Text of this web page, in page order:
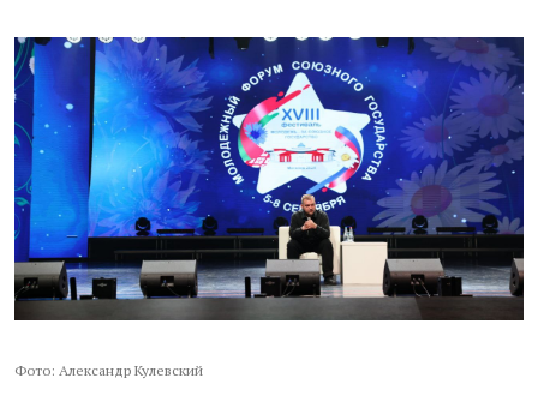
Фото: Александр Кулевский